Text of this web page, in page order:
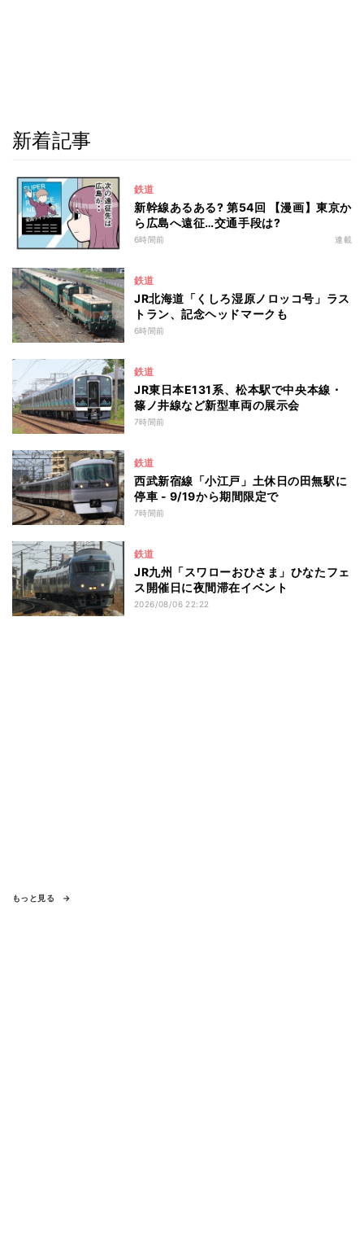
新着記事
鉄道
新幹線あるある? 第54回 【漫画】東京か
ら広島へ遠征…交通手段は?
6時間前 連載
鉄道
JR北海道「くしろ湿原ノロッコ号」ラス
トラン、記念ヘッドマークも
6時間前
鉄道
JR東日本E131系、松本駅で中央本線・
篠ノ井線など新型車両の展示会
7時間前
鉄道
西武新宿線「小江戸」土休日の田無駅に
停車 - 9/19から期間限定で
7時間前
鉄道
JR九州「スワローおひさま」ひなたフェ
ス開催日に夜間滞在イベント
2026/08/06 22:22
もっと見る